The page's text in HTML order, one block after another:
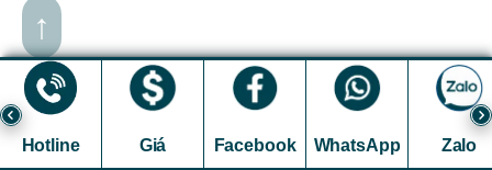
Hotline Giá Facebook WhatsApp Zalo
↑